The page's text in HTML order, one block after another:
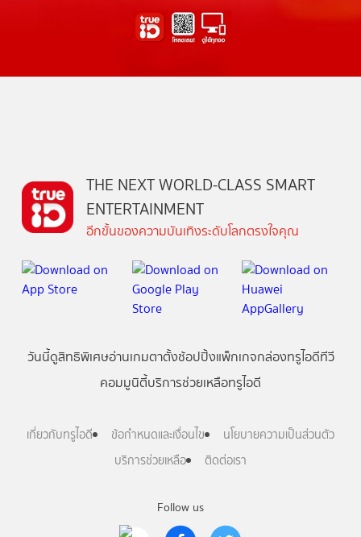
Follow us
THE NEXT WORLD-CLASS SMART
ENTERTAINMENT
อีกขั้นของความบันเทิงระดับโลกตรงใจคุณ
วันนี้ดูสิทธิพิเศษอ่านเกมตาตั้งช้อปปิ้งแพ็กเกจกล่องทรูไอดีทีวี
คอมมูนิตี้บริการช่วยเหลือทรูไอดี
เกี่ยวกับทรูไอดี ข้อกำหนดและเงื่อนไข
นโยบายความเป็นส่วนตัว
บริการช่วยเหลือ
ติดต่อเรา